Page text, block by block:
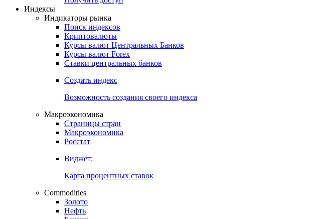
Получить доступ
Индикаторы рынка
Поиск индексов
Криптовалюты
Курсы валют Центральных Банков
Курсы валют Forex
Ставки центральных банков
Создать индекс
Возможность создания своего индекса
Макроэкономика
Страницы стран
Макроэкономика
Росстат
Виджет:
Карта процентных ставок